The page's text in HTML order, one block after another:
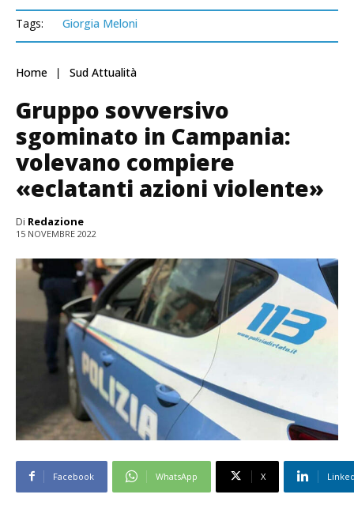
Tags: Giorgia Meloni
Home Sud Attualità
Gruppo sovversivo
sgominato in Campania:
volevano compiere
«eclatanti azioni violente»
Di Redazione
15 NOVEMBRE 2022
Facebook WhatsApp X